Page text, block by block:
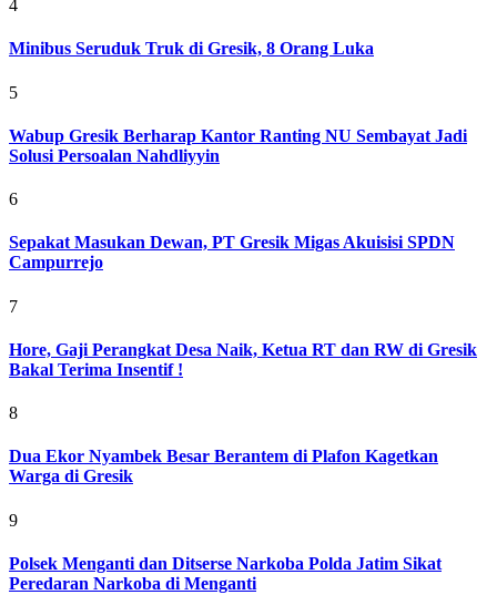
4
Minibus Seruduk Truk di Gresik, 8 Orang Luka
5
Wabup Gresik Berharap Kantor Ranting NU Sembayat Jadi
Solusi Persoalan Nahdliyyin
6
Sepakat Masukan Dewan, PT Gresik Migas Akuisisi SPDN
Campurrejo
7
Hore, Gaji Perangkat Desa Naik, Ketua RT dan RW di Gresik
Bakal Terima Insentif !
8
Dua Ekor Nyambek Besar Berantem di Plafon Kagetkan
Warga di Gresik
9
Polsek Menganti dan Ditserse Narkoba Polda Jatim Sikat
Peredaran Narkoba di Menganti